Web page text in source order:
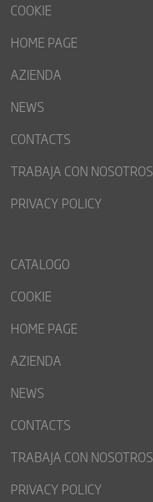
COOKIE
HOME PAGE
AZIENDA
NEWS
CONTACTS
TRABAJA CON NOSOTROS
PRIVACY POLICY
CATALOGO
COOKIE
HOME PAGE
AZIENDA
NEWS
CONTACTS
TRABAJA CON NOSOTROS
PRIVACY POLICY